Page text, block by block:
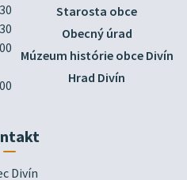
Starosta obce
Obecný úrad
Múzeum histórie obce Divín
Hrad Divín
Divín